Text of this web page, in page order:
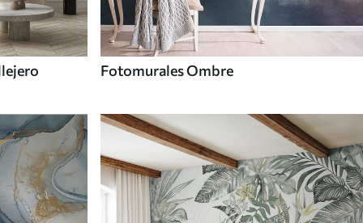
Fotomurales Ombre